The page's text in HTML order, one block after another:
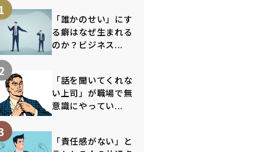
「誰かのせい」にす
る癖はなぜ生まれる
のか？ビジネス...
「話を聞いてくれな
い上司」が職場で無
意識にやってい...
「責任感がない」と